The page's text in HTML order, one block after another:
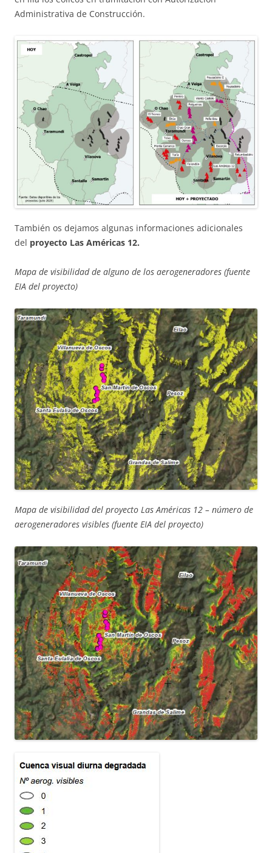
Administrativa de Construcción.
También os dejamos algunas informaciones adicionales
del proyecto Las Américas 12.
Mapa de visibilidad de alguno de los aerogeneradores (fuente
EIA del proyecto)
Mapa de visibilidad del proyecto Las Américas 12 – número de
aerogeneradores visibles (fuente EIA del proyecto)